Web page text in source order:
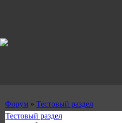
Форум » Тестовый раздел
Тестовый раздел